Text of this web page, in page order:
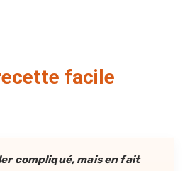
facile
compliqué, mais en fait